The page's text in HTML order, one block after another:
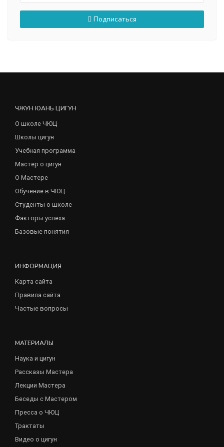
Подписаться
ЧЖУН ЮАНЬ ЦИГУН
О школе ЧЮЦ
Школы цигун
Учебная программа
Мастер о цигун
О Мастере
Обучение в ЧЮЦ
Студенты о школе
Факторы успеха
Базовые понятия
ИНФОРМАЦИЯ
Карта сайта
Правила сайта
Частые вопросы
МАТЕРИАЛЫ
Наука и цигун
Рассказы Мастера
Лекции Мастера
Беседы с Мастером
Пресса о ЧЮЦ
Трактаты
Видео о цигун